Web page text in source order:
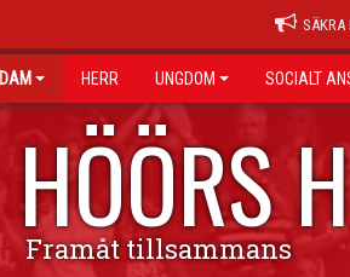
DAM HERR UNGDOM SOCIALT
HÖÖRS
Framåt tillsammans